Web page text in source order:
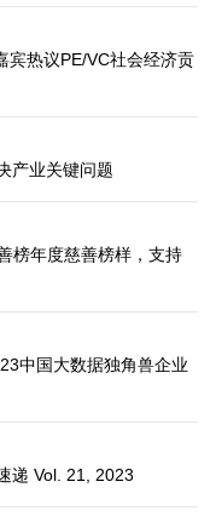
宾热议PE/VC社会经济贡
产业关键问题
榜年度慈善榜样，支持
中国大数据独角兽企业
递 Vol. 21, 2023